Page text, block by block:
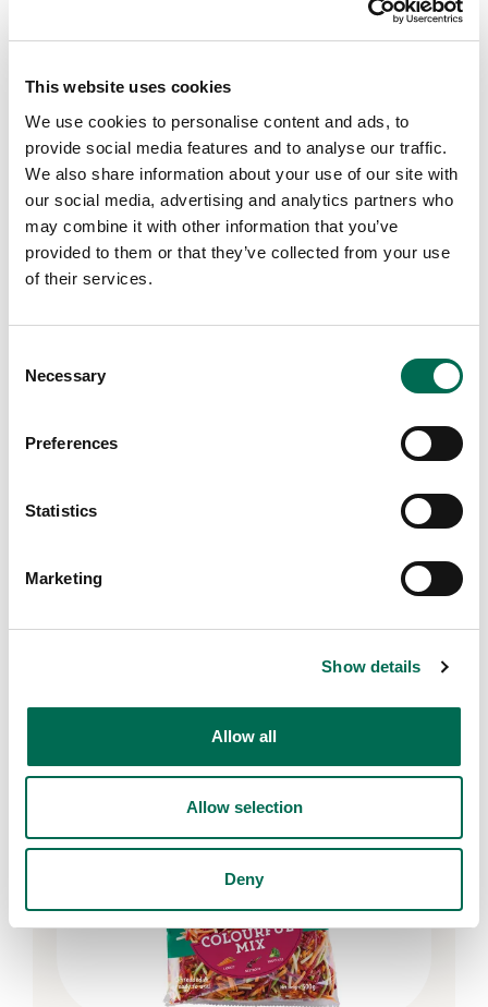
This website uses cookies
We use cookies to personalise content and ads, to
provide social media features and to analyse our traffic.
We also share information about your use of our site with
our social media, advertising and analytics partners who
may combine it with other information that you’ve
provided to them or that they’ve collected from your use
of their services.
Selection
Necessary
Preferences
Statistics
Marketing
Show details
Allow all
Allow selection
Deny
Lunch
Spenatvåffla med kallrökt lax
Se här